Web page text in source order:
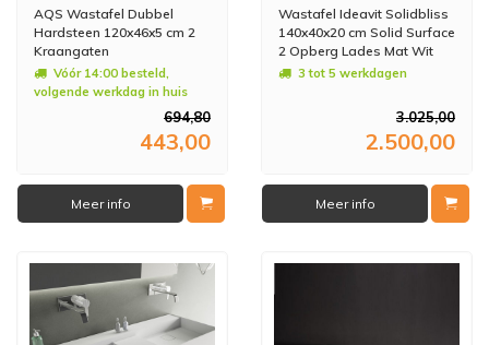
AQS Wastafel Dubbel
Hardsteen 120x46x5 cm 2
Kraangaten
Vóór 14:00 besteld,
volgende werkdag in huis
694,80
443,00
Meer info
Wastafel Ideavit Solidbliss
140x40x20 cm Solid Surface
2 Opberg Lades Mat Wit
3 tot 5 werkdagen
3.025,00
2.500,00
Meer info